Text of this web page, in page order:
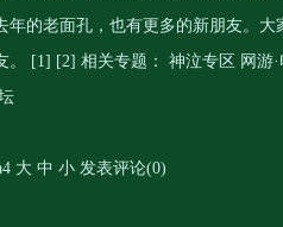
年的老面孔，也有更多的新朋友。
[1] [2] 相关专题： 神泣专区 网游·
大 中 小 发表评论(0)